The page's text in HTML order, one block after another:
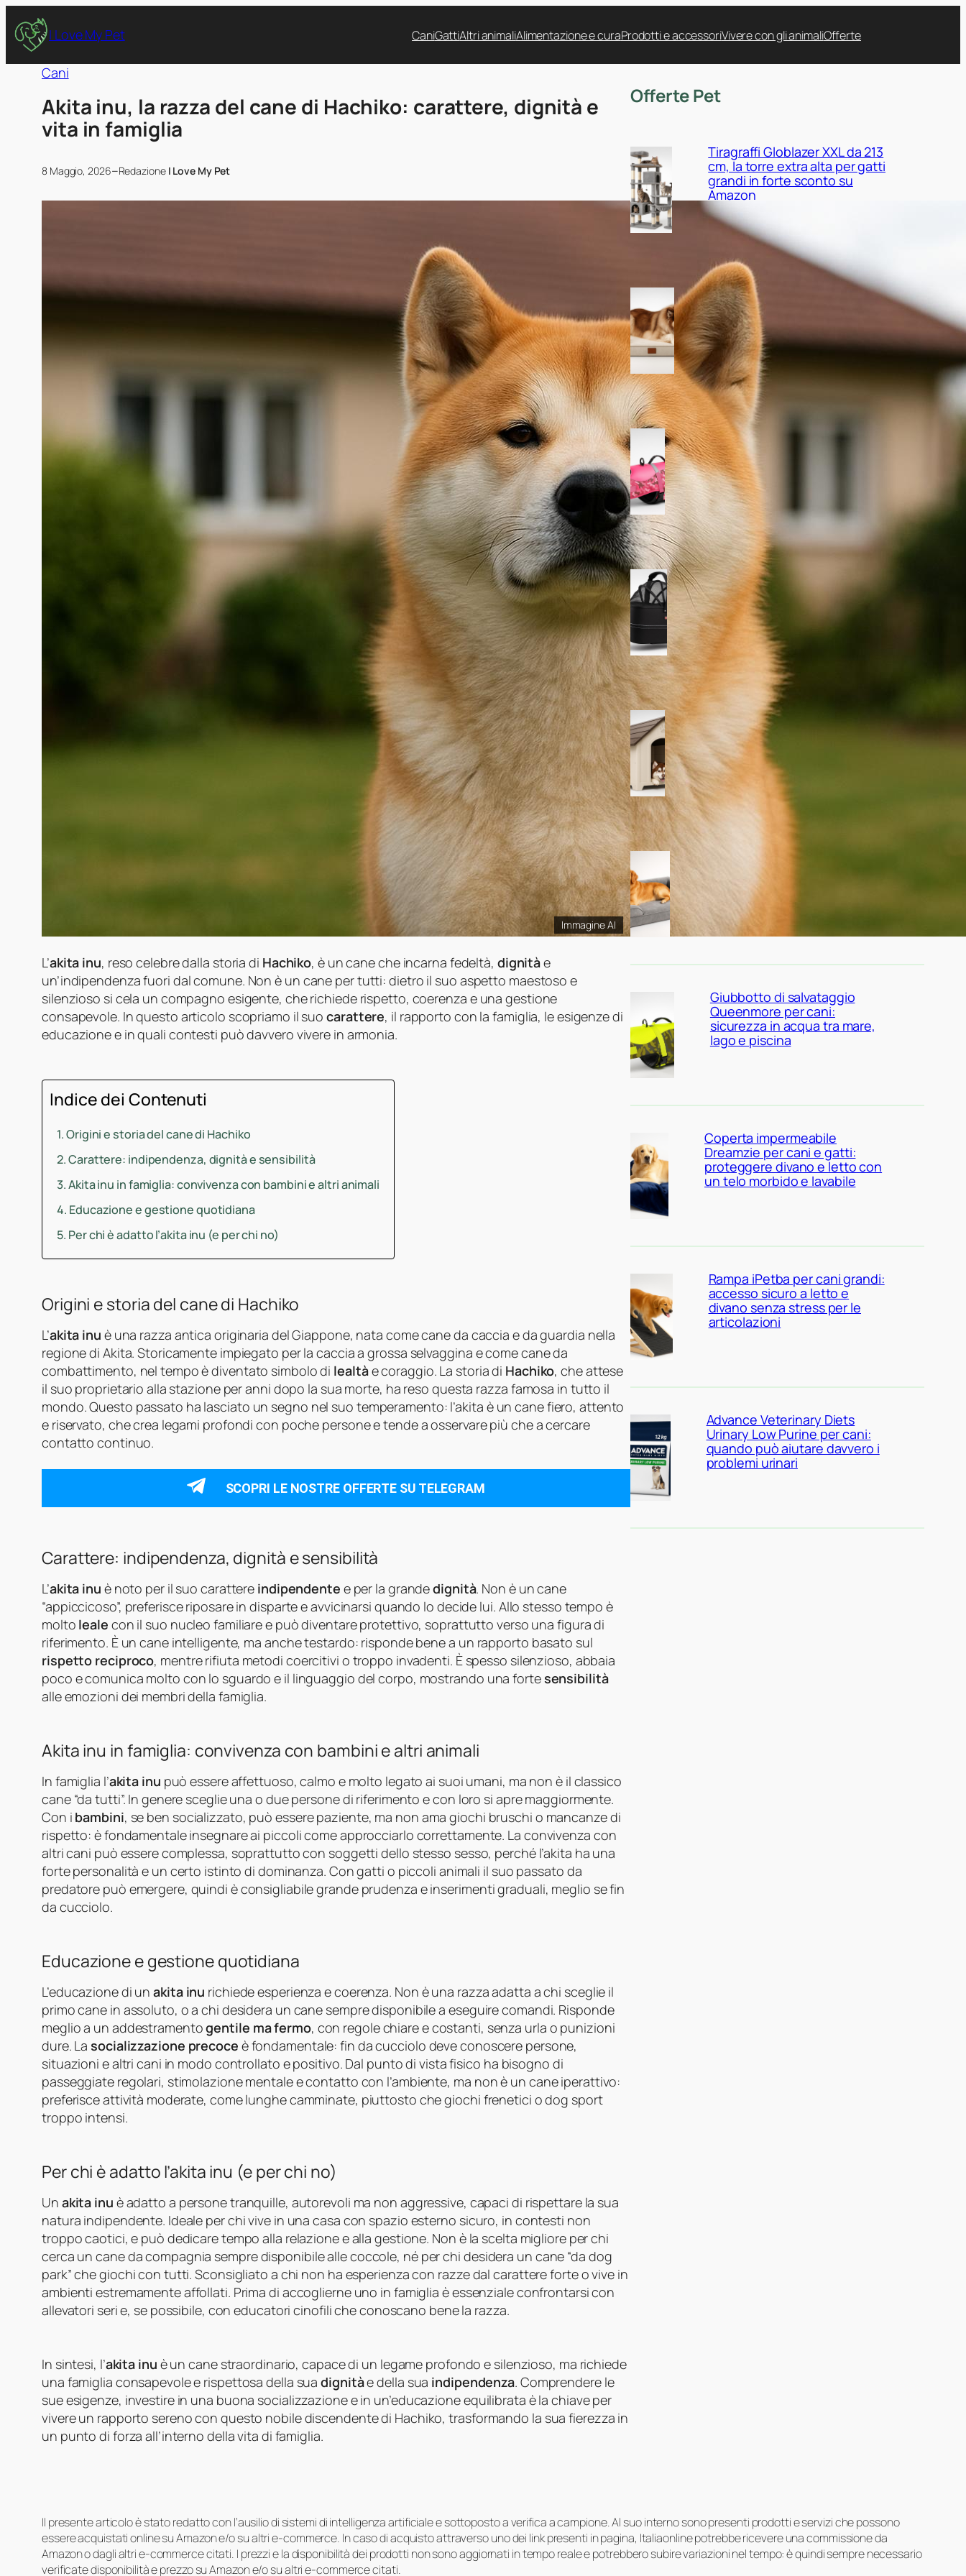
I Love My Pet CaniGattiAltri animaliAlimentazione e curaProdotti e accessoriVivere con gli animaliOfferte
Cani
Akita inu, la razza del cane di Hachiko: carattere, dignità e
vita in famiglia
8 Maggio, 2026–Redazione I Love My Pet
Immagine AI
L’akita inu, reso celebre dalla storia di Hachiko, è un cane che incarna fedeltà, dignitàe
un’indipendenza fuori dal comune. Non è un cane per tutti: dietro il suo aspetto maestoso e
silenzioso si cela un compagno esigente, che richiede rispetto, coerenza e una gestione
consapevole. In questo articolo scopriamo il suocarattere, il rapporto con la famiglia, le esigenze di
educazione e in quali contesti può davvero vivere in armonia.
Indice dei Contenuti
Origini e storia del cane di Hachiko
Carattere: indipendenza, dignità e sensibilità
Akita inu in famiglia: convivenza con bambini e altri animali
Educazione e gestione quotidiana
Per chi è adatto l’akita inu (e per chi no)
Origini e storia del cane di Hachiko
L’akita inu è una razza antica originaria del Giappone, nata come cane da caccia e da guardia nella
regione di Akita. Storicamente impiegato per la caccia a grossa selvaggina e come cane da
combattimento, nel tempo è diventato simbolo di lealtàe coraggio. La storia di Hachiko, che attese
il suo proprietario alla stazione per anni dopo la sua morte, ha reso questa razza famosa in tutto il
mondo. Questo passato ha lasciato un segno nel suo temperamento: l’akita è un cane fiero, attento
e riservato, che crea legami profondi con poche persone e tende a osservare più che a cercare
contatto continuo.
SCOPRI LE NOSTRE OFFERTE SU TELEGRAM
Carattere: indipendenza, dignità e sensibilità
L’akita inu è noto per il suo carattere indipendente e per la grandedignità. Non è un cane
“appiccicoso”, preferisce riposare in disparte e avvicinarsi quando lo decide lui. Allo stesso tempo è
molto leale con il suo nucleo familiare e può diventare protettivo, soprattutto verso una figura di
riferimento. È un cane intelligente, ma anche testardo: risponde bene a un rapporto basato sul
rispetto reciproco, mentre rifiuta metodi coercitivi o troppo invadenti. È spesso silenzioso, abbaia
poco e comunica molto con lo sguardo e il linguaggio del corpo, mostrando una fortesensibilità
alle emozioni dei membri della famiglia.
Akita inu in famiglia: convivenza con bambini e altri animali
In famiglia l’akita inu può essere affettuoso, calmo e molto legato ai suoi umani, ma non è il classico
cane “da tutti”. In genere sceglie una o due persone di riferimento e con loro si apre maggiormente.
Con i bambini, se ben socializzato, può essere paziente, ma non ama giochi bruschi o mancanze di
rispetto: è fondamentale insegnare ai piccoli come approcciarlo correttamente. La convivenza con
altri cani può essere complessa, soprattutto con soggetti dello stesso sesso, perché l’akita ha una
forte personalità e un certo istinto di dominanza. Con gatti o piccoli animali il suo passato da
predatore può emergere, quindi è consigliabile grande prudenza e inserimenti graduali, meglio se fin
da cucciolo.
Educazione e gestione quotidiana
L’educazione di unakita inu richiede esperienza e coerenza. Non è una razza adatta a chi sceglie il
primo cane in assoluto, o a chi desidera un cane sempre disponibile a eseguire comandi. Risponde
meglio a un addestramentogentile ma fermo, con regole chiare e costanti, senza urla o punizioni
dure. Lasocializzazione precoce è fondamentale: fin da cucciolo deve conoscere persone,
situazioni e altri cani in modo controllato e positivo. Dal punto di vista fisico ha bisogno di
passeggiate regolari, stimolazione mentale e contatto con l’ambiente, ma non è un cane iperattivo:
preferisce attività moderate, come lunghe camminate, piuttosto che giochi frenetici o dog sport
troppo intensi.
Per chi è adatto l’akita inu (e per chi no)
Un akita inu è adatto a persone tranquille, autorevoli ma non aggressive, capaci di rispettare la sua
natura indipendente. Ideale per chi vive in una casa con spazio esterno sicuro, in contesti non
troppo caotici, e può dedicare tempo alla relazione e alla gestione. Non è la scelta migliore per chi
cerca un cane da compagnia sempre disponibile alle coccole, né per chi desidera un cane “da dog
park” che giochi con tutti. Sconsigliato a chi non ha esperienza con razze dal carattere forte o vive in
ambienti estremamente affollati. Prima di accoglierne uno in famiglia è essenziale confrontarsi con
allevatori seri e, se possibile, con educatori cinofili che conoscano bene la razza.
In sintesi, l’akita inu è un cane straordinario, capace di un legame profondo e silenzioso, ma richiede
una famiglia consapevole e rispettosa della suadignitàe della sua indipendenza. Comprendere le
sue esigenze, investire in una buona socializzazione e in un’educazione equilibrata è la chiave per
vivere un rapporto sereno con questo nobile discendente di Hachiko, trasformando la sua fierezza in
un punto di forza all’interno della vita di famiglia.
Offerte Pet
Tiragraffi Globlazer XXL da 213
cm, la torre extra alta per gatti
grandi in forte sconto su
Amazon
Cuccia EHEYCIGA XXL per cani
da interno, il maxi cuscino
ortopedico in promo su
Amazon
Giubbotto di salvataggio
Queenmore per cani, il modello
rosa mimetico ideale per mare
e piscina in offerta su Amazon
Cestino bici frontale TRIXIE per
cani fino a 6 kg, l’accessorio
per le pedalate in città in super
offerta su Amazon
PawHut cuccia per cani da
esterno taglia grande, la
casetta in plastica
impermeabile ora a prezzo
ribassato su Amazon
Blomfy per cani: un letto
comodo per sostegno di
schiena e articolazioni
Giubbotto di salvataggio
Queenmore per cani:
sicurezza in acqua tra mare,
lago e piscina
Coperta impermeabile
Dreamzie per cani e gatti:
proteggere divano e letto con
un telo morbido e lavabile
Rampa iPetba per cani grandi:
accesso sicuro a letto e
divano senza stress per le
articolazioni
Advance Veterinary Diets
Urinary Low Purine per cani:
quando può aiutare davvero i
problemi urinari
Il presente articolo è stato redatto con l’ausilio di sistemi di intelligenza artificiale e sottoposto a verifica a campione. Al suo interno sono presenti prodotti e servizi che possono
essere acquistati online su Amazon e/o su altri e-commerce. In caso di acquisto attraverso uno dei link presenti in pagina, Italiaonline potrebbe ricevere una commissione da
Amazon o dagli altri e-commerce citati. I prezzi e la disponibilità dei prodotti non sono aggiornati in tempo reale e potrebbero subire variazioni nel tempo: è quindi sempre necessario
verificate disponibilità e prezzo su Amazon e/o su altri e-commerce citati.